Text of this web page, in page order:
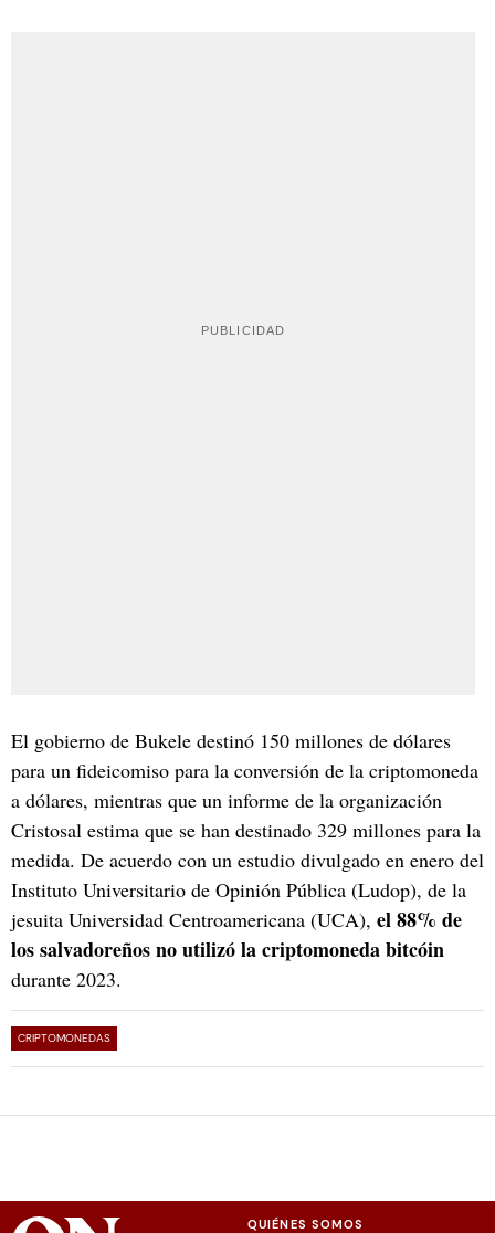
El gobierno de Bukele destinó 150 millones de dólares
para un fideicomiso para la conversión de la criptomoneda
a dólares, mientras que un informe de la organización
Cristosal estima que se han destinado 329 millones para la
medida. De acuerdo con un estudio divulgado en enero del
Instituto Universitario de Opinión Pública (Ludop), de la
jesuita Universidad Centroamericana (UCA), el 88% de
los salvadoreños no utilizó la criptomoneda bitcóin
durante 2023.
CRIPTOMONEDAS
QUIÉNES SOMOS